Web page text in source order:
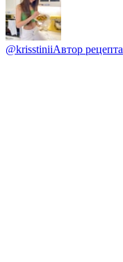
@krisstiniiАвтор рецепта